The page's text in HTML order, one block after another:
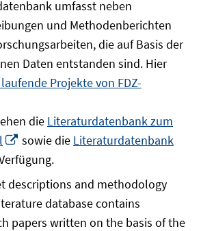
umfasst neben
und Methodenberichten
die auf Basis der
Daten entstanden sind. Hier
Projekte von FDZ-
die Literaturdatenbank zum
In
neuem
Fenster
öffnen
sowie die Literaturdatenbank
descriptions and methodology
database contains
papers written on the basis of the